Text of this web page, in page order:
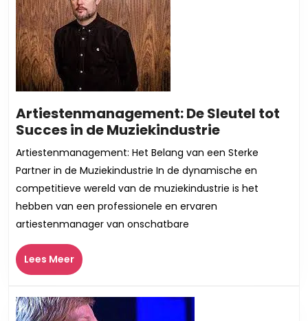
Artiestenmanagement: De Sleutel tot
Succes in de Muziekindustrie
De
Sleutel
tot
Succes
Artiestenmanagement: Het Belang van een Sterke
Partner in de Muziekindustrie In de dynamische en
competitieve wereld van de muziekindustrie is het
hebben van een professionele en ervaren
artiestenmanager van onschatbare
Lees MeerLees
Meer